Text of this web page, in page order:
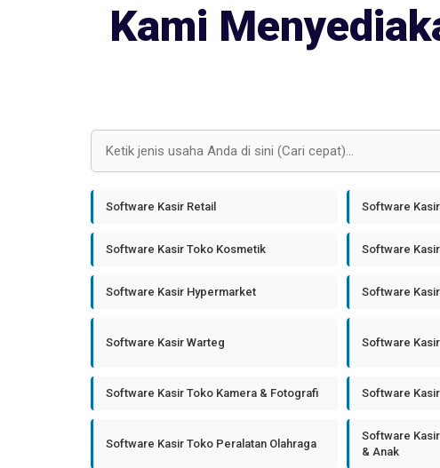
Kami
Software Kasir Retail Software
Software Kasir Toko Kosmetik Software
Software Kasir Hypermarket Software
Software Kasir Warteg Software
Software Kasir Toko Kamera & Fotografi Software
Software Kasir Toko Peralatan Olahraga
Software
& Anak